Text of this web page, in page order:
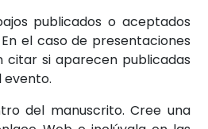
publicados o aceptados
el caso de presentaciones
citar si aparecen publicadas
evento.
del manuscrito. Cree una